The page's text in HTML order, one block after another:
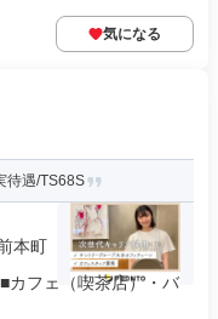
気になる
待遇/TS68S
本町
カフェ（喫茶店）・バ